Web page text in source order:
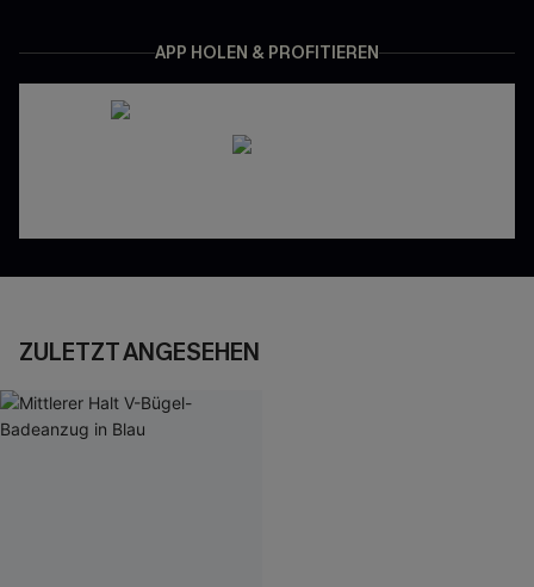
APP HOLEN & PROFITIEREN
ZULETZT ANGESEHEN